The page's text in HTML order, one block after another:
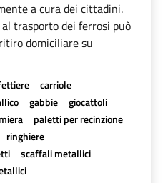
a cura dei cittadini.
trasporto dei ferrosi può
domiciliare su
carriole
gabbie
giocattoli
paletti per recinzione
ringhiere
scaffali metallici